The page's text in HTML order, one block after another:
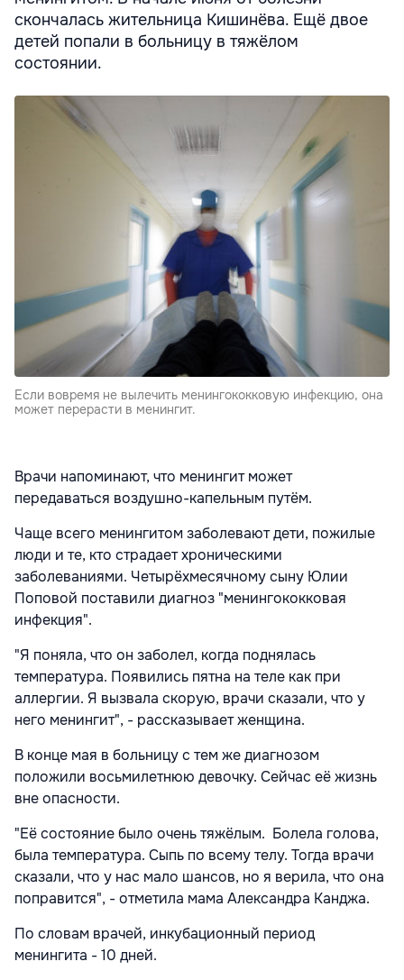
скончалась жительница Кишинёва. Ещё двое
детей попали в больницу в тяжёлом
состоянии.
Если вовремя не вылечить менингококковую инфекцию, она
может перерасти в менингит.
Врачи напоминают, что менингит может
передаваться воздушно-капельным путём.
Чаще всего менингитом заболевают дети, пожилые
люди и те, кто страдает хроническими
заболеваниями. Четырёхмесячному сыну Юлии
Поповой поставили диагноз "менингококковая
инфекция".
"Я поняла, что он заболел, когда поднялась
температура. Появились пятна на теле как при
аллергии. Я вызвала скорую, врачи сказали, что у
него менингит", - рассказывает женщина.
В конце мая в больницу с тем же диагнозом
положили восьмилетнюю девочку. Сейчас её жизнь
вне опасности.
"Её состояние было очень тяжёлым. Болела голова,
была температура. Сыпь по всему телу. Тогда врачи
сказали, что у нас мало шансов, но я верила, что она
поправится", - отметила мама Александра Канджа.
По словам врачей, инкубационный период
менингита - 10 дней.